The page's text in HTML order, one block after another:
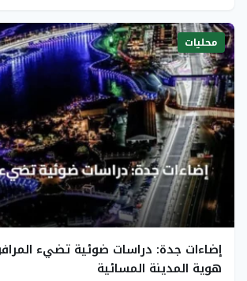
محليات
إضاءات جدة: دراسات ضوئية تضيء
هوية المدينة المسائية